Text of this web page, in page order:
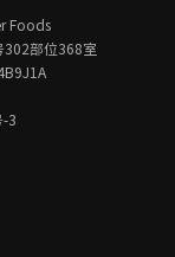
Foods
302部位368室
3